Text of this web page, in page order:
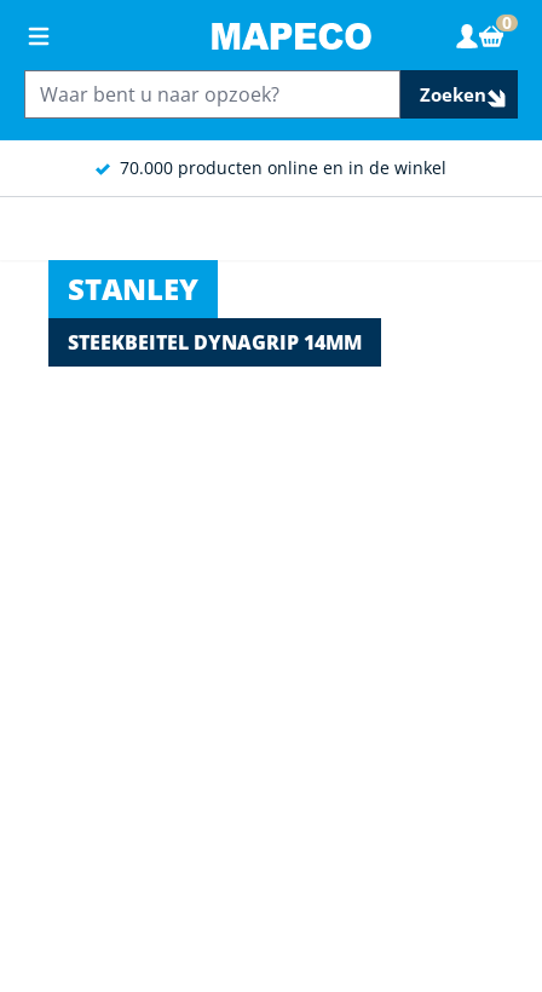
70.000 producten online en in de winkel
Zoeken
0
STANLEY
STEEKBEITEL DYNAGRIP 14MM